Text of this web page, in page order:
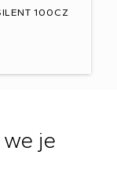
100CZ
je